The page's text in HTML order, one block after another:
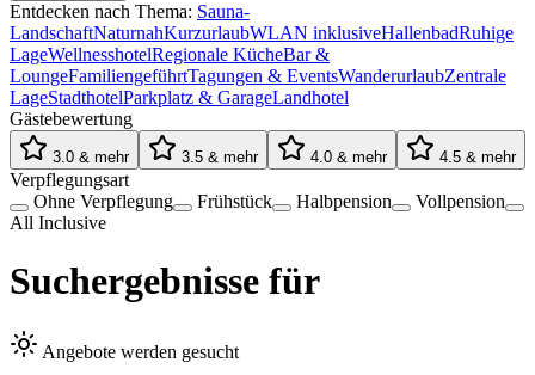
Entdecken nach Thema: Sauna-
LandschaftNaturnahKurzurlaubWLAN inklusiveHallenbadRuhige
LageWellnesshotelRegionale KücheBar &
LoungeFamiliengeführtTagungen & EventsWanderurlaubZentrale
LageStadthotelParkplatz & GarageLandhotel
Gästebewertung
3.0 & mehr 3.5 & mehr 4.0 & mehr 4.5 & mehr
Verpflegungsart
Ohne Verpflegung
Frühstück Halbpension
Vollpension
All Inclusive
Suchergebnisse für
Angebote werden gesucht